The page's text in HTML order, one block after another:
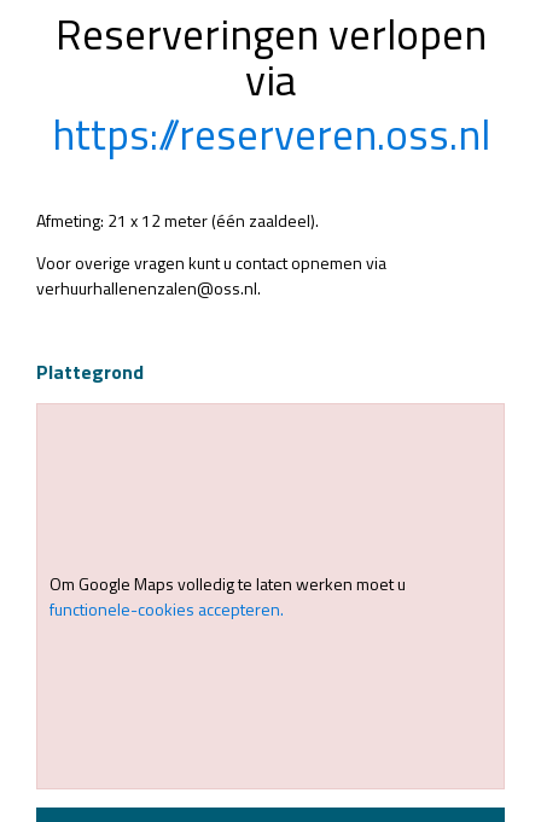
Reserveringen verlopen
via
https://reserveren.oss.nl
Afmeting: 21 x 12 meter (één zaaldeel).
Voor overige vragen kunt u contact opnemen via
verhuurhallenenzalen@oss.nl.
Plattegrond
Om Google Maps volledig te laten werken moet u
functionele-cookies accepteren.